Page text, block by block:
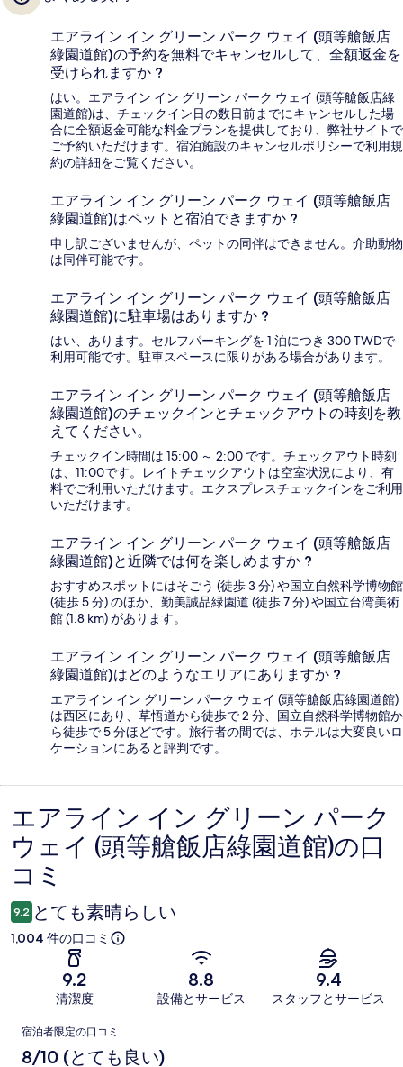
エアライン イン グリーン パーク ウェイ (頭等艙飯店
綠園道館)の予約を無料でキャンセルして、全額返金を
受けられますか ?
はい。エアライン イン グリーン パーク ウェイ (頭等艙飯店綠
園道館)は、チェックイン日の数日前までにキャンセルした場
合に全額返金可能な料金プランを提供しており、弊社サイトで
ご予約いただけます。宿泊施設のキャンセルポリシーで利用規
約の詳細をご覧ください。
エアライン イン グリーン パーク ウェイ (頭等艙飯店
綠園道館)はペットと宿泊できますか ?
申し訳ございませんが、ペットの同伴はできません。介助動物
は同伴可能です。
エアライン イン グリーン パーク ウェイ (頭等艙飯店
綠園道館)に駐車場はありますか ?
はい、あります。セルフパーキングを 1 泊につき 300 TWDで
利用可能です。駐車スペースに限りがある場合があります。
エアライン イン グリーン パーク ウェイ (頭等艙飯店
綠園道館)のチェックインとチェックアウトの時刻を教
えてください。
チェックイン時間は 15:00 ～ 2:00 です。チェックアウト時刻
は、11:00です。レイトチェックアウトは空室状況により、有
料でご利用いただけます。エクスプレスチェックインをご利用
いただけます。
エアライン イン グリーン パーク ウェイ (頭等艙飯店
綠園道館)と近隣では何を楽しめますか ?
おすすめスポットにはそごう (徒歩 3 分) や国立自然科学博物館
(徒歩 5 分) のほか、勤美誠品緑園道 (徒歩 7 分) や国立台湾美術
館 (1.8 km) があります。
エアライン イン グリーン パーク ウェイ (頭等艙飯店
綠園道館)はどのようなエリアにありますか ?
エアライン イン グリーン パーク ウェイ (頭等艙飯店綠園道館)
は西区にあり、草悟道から徒歩で 2 分、国立自然科学博物館か
ら徒歩で 5 分ほどです。旅行者の間では、ホテルは大変良いロ
ケーションにあると評判です。
口
コ
ミ
エアライン イン グリーン パーク
ウェイ (頭等艙飯店綠園道館)の口
コミ
9.2 とても素晴らしい
1,004 件の口コミ
9.2
清潔度
8.8
設備とサービス
9.4
スタッフとサービス
口
コ
宿泊者限定の口コミ
8/10 (とても良い)